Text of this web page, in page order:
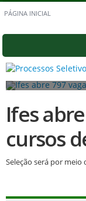
PÁGINA INICIAL
Ifes
cursos
Seleção será por meio